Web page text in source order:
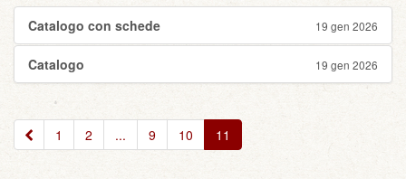
Catalogo con schede 19 gen 2026
Catalogo 19 gen 2026
« 1 2 ... 9 10 11